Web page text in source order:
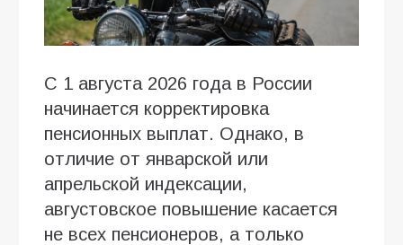
С 1 августа 2026 года в России
начинается корректировка
пенсионных выплат. Однако, в
отличие от январской или
апрельской индексации,
августовское повышение касается
не всех пенсионеров, а только